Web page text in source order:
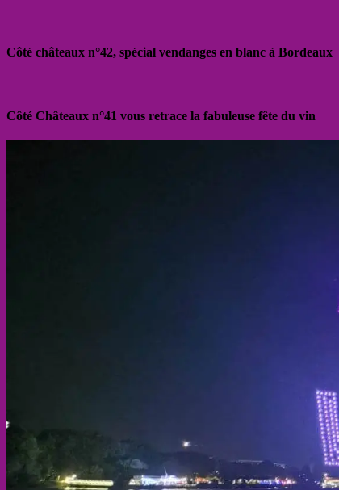
Côté châteaux n°42, spécial vendanges en blanc à Bordeaux
Côté Châteaux n°41 vous retrace la fabuleuse fête du vin